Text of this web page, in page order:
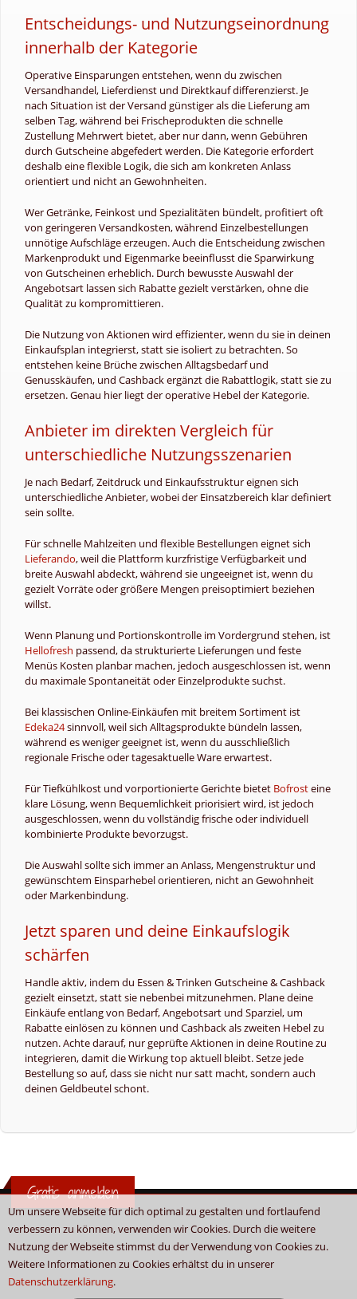
Um unsere Webseite für dich optimal zu gestalten und fortlaufend
verbessern zu können, verwenden wir Cookies. Durch die weitere
Nutzung der Webseite stimmst du der Verwendung von Cookies zu.
Weitere Informationen zu Cookies erhältst du in unserer
Datenschutzerklärung.
Entscheidungs- und Nutzungseinordnung
innerhalb der Kategorie
Operative Einsparungen entstehen, wenn du zwischen
Versandhandel, Lieferdienst und Direktkauf differenzierst. Je
nach Situation ist der Versand günstiger als die Lieferung am
selben Tag, während bei Frischeprodukten die schnelle
Zustellung Mehrwert bietet, aber nur dann, wenn Gebühren
durch Gutscheine abgefedert werden. Die Kategorie erfordert
deshalb eine flexible Logik, die sich am konkreten Anlass
orientiert und nicht an Gewohnheiten.
Wer Getränke, Feinkost und Spezialitäten bündelt, profitiert oft
von geringeren Versandkosten, während Einzelbestellungen
unnötige Aufschläge erzeugen. Auch die Entscheidung zwischen
Markenprodukt und Eigenmarke beeinflusst die Sparwirkung
von Gutscheinen erheblich. Durch bewusste Auswahl der
Angebotsart lassen sich Rabatte gezielt verstärken, ohne die
Qualität zu kompromittieren.
Die Nutzung von Aktionen wird effizienter, wenn du sie in deinen
Einkaufsplan integrierst, statt sie isoliert zu betrachten. So
entstehen keine Brüche zwischen Alltagsbedarf und
Genusskäufen, und Cashback ergänzt die Rabattlogik, statt sie zu
ersetzen. Genau hier liegt der operative Hebel der Kategorie.
Anbieter im direkten Vergleich für
unterschiedliche Nutzungsszenarien
Je nach Bedarf, Zeitdruck und Einkaufsstruktur eignen sich
unterschiedliche Anbieter, wobei der Einsatzbereich klar definiert
sein sollte.
Für schnelle Mahlzeiten und flexible Bestellungen eignet sich
Lieferando, weil die Plattform kurzfristige Verfügbarkeit und
breite Auswahl abdeckt, während sie ungeeignet ist, wenn du
gezielt Vorräte oder größere Mengen preisoptimiert beziehen
willst.
Wenn Planung und Portionskontrolle im Vordergrund stehen, ist
Hellofresh passend, da strukturierte Lieferungen und feste
Menüs Kosten planbar machen, jedoch ausgeschlossen ist, wenn
du maximale Spontaneität oder Einzelprodukte suchst.
Bei klassischen Online-Einkäufen mit breitem Sortiment ist
Edeka24sinnvoll, weil sich Alltagsprodukte bündeln lassen,
während es weniger geeignet ist, wenn du ausschließlich
regionale Frische oder tagesaktuelle Ware erwartest.
Für Tiefkühlkost und vorportionierte Gerichte bietet Bofrosteine
klare Lösung, wenn Bequemlichkeit priorisiert wird, ist jedoch
ausgeschlossen, wenn du vollständig frische oder individuell
kombinierte Produkte bevorzugst.
Die Auswahl sollte sich immer an Anlass, Mengenstruktur und
gewünschtem Einsparhebel orientieren, nicht an Gewohnheit
oder Markenbindung.
Jetzt sparen und deine Einkaufslogik
schärfen
Handle aktiv, indem du Essen & Trinken Gutscheine & Cashback
gezielt einsetzt, statt sie nebenbei mitzunehmen. Plane deine
Einkäufe entlang von Bedarf, Angebotsart und Sparziel, um
Rabatte einlösen zu können und Cashback als zweiten Hebel zu
nutzen. Achte darauf, nur geprüfte Aktionen in deine Routine zu
integrieren, damit die Wirkung top aktuell bleibt. Setze jede
Bestellung so auf, dass sie nicht nur satt macht, sondern auch
deinen Geldbeutel schont.
Gratis anmelden